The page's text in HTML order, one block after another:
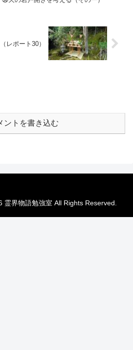
レポート30）
ントを書き込む
界物語勉強室 All Rights Reserved.